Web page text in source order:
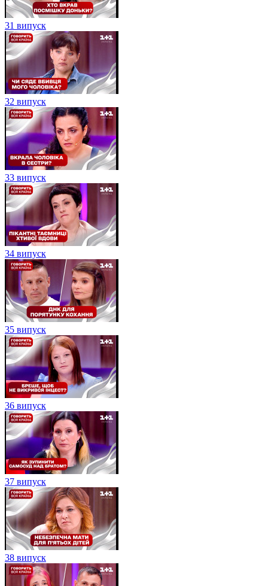
31 випуск
32 випуск
33 випуск
34 випуск
35 випуск
36 випуск
37 випуск
38 випуск